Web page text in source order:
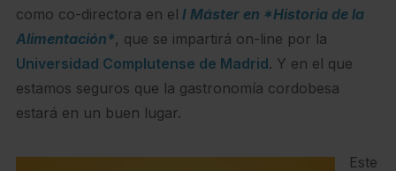
como co-directora en el I Máster en *Historia de la
Alimentación*, que se impartirá on-line por la
Universidad Complutense de Madrid. Y en el que
estamos seguros que la gastronomía cordobesa
estará en un buen lugar.
Este